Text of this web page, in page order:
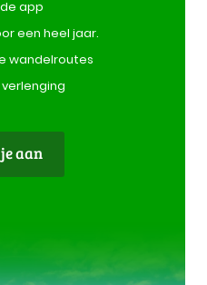
app
een heel jaar.
wandelroutes
aan